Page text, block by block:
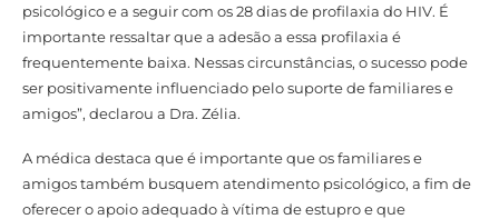
psicológico e a seguir com os 28 dias de profilaxia do HIV. É
importante ressaltar que a adesão a essa profilaxia é
frequentemente baixa. Nessas circunstâncias, o sucesso pode
ser positivamente influenciado pelo suporte de familiares e
amigos”, declarou a Dra. Zélia.
A médica destaca que é importante que os familiares e
amigos também busquem atendimento psicológico, a fim de
oferecer o apoio adequado à vítima de estupro e que